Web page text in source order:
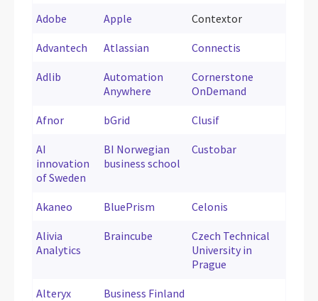
Adobe Apple Contextor
Advantech Atlassian Connectis
Adlib
Automation
Anywhere
Cornerstone
OnDemand
Afnor bGrid Clusif
AI
innovation
of Sweden
BI Norwegian
business school
Custobar
Akaneo BluePrism Celonis
Alivia
Analytics
Braincube
Czech Technical
University in
Prague
Alteryx Business Finland